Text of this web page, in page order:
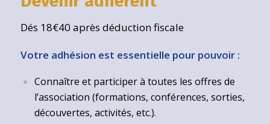
Dés 18€40 après déduction fiscale
Votre adhésion est essentielle pour pouvoir :
Connaître et participer à toutes les offres de
l’association (formations, conférences, sorties,
découvertes, activités, etc.).